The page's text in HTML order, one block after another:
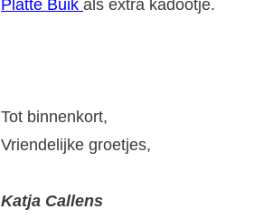
Platte Buik als extra kadootje.
Tot binnenkort,
Vriendelijke groetjes,
Katja Callens